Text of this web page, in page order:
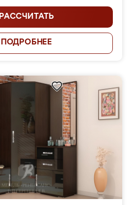
РАССЧИТАТЬ
ПОДРОБНЕЕ